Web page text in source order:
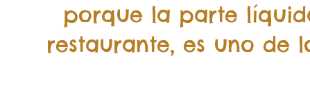
porque la parte
restaurante, es uno de